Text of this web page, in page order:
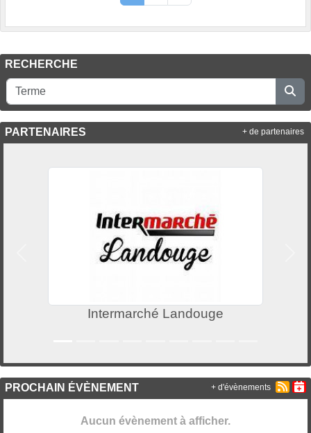
RECHERCHE
PARTENAIRES
Intermarché Landouge
+ de partenaires
PROCHAIN ÉVÈNEMENT
Aucun évènement à afficher.
+ d'évènements